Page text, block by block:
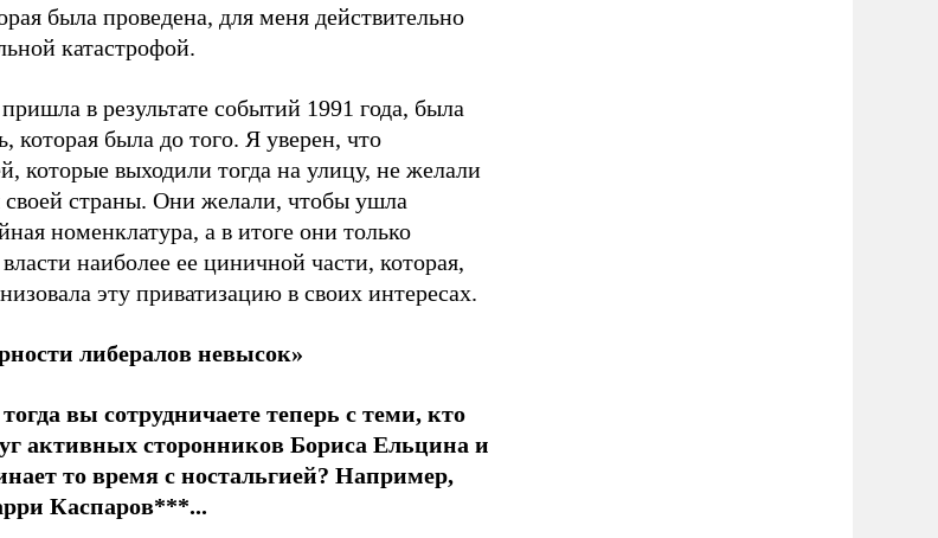
была проведена, для меня действительно
катастрофой.
в результате событий 1991 года, была
которая была до того. Я уверен, что
которые выходили тогда на улицу, не желали
своей страны. Они желали, чтобы ушла
номенклатура, а в итоге они только
наиболее ее циничной части, которая,
эту приватизацию в своих интересах.
либералов невысок»
вы сотрудничаете теперь с теми, кто
активных сторонников Бориса Ельцина и
то время с ностальгией? Например,
Каспаров***...